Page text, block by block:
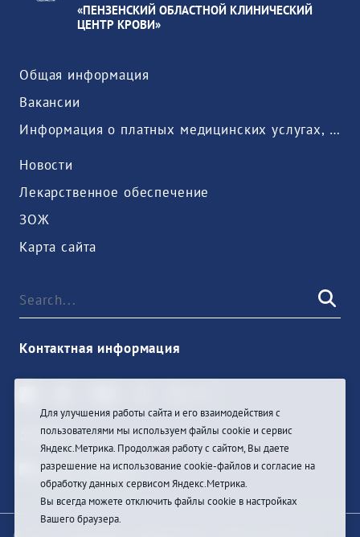
«ПЕНЗЕНСКИЙ ОБЛАСТНОЙ КЛИНИЧЕСКИЙ
ЦЕНТР КРОВИ»
Общая информация
Вакансии
Информация о платных медицинских услугах, предоставляемых медицинской организацией
Новости
Лекарственное обеспечение
ЗОЖ
Карта сайта
Контактная информация
Sign In
Для улучшения работы сайта и его взаимодействия с
пользователями мы используем файлы cookie и сервис
Яндекс.Метрика. Продолжая работу с сайтом, Вы даете
разрешение на использование cookie-файлов и согласие на
обработку данных сервисом Яндекс.Метрика.
Вы всегда можете отключить файлы cookie в настройках
Вашего браузера.